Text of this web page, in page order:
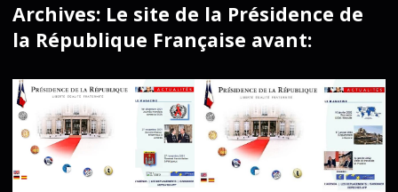
Archives: Le site de la Présidence de
la République Française avant: